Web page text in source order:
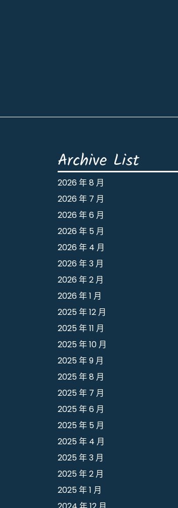
Archive List
2026 年 8 月
2026 年 7 月
2026 年 6 月
2026 年 5 月
2026 年 4 月
2026 年 3 月
2026 年 2 月
2026 年 1 月
2025 年 12 月
2025 年 11 月
2025 年 10 月
2025 年 9 月
2025 年 8 月
2025 年 7 月
2025 年 6 月
2025 年 5 月
2025 年 4 月
2025 年 3 月
2025 年 2 月
2025 年 1 月